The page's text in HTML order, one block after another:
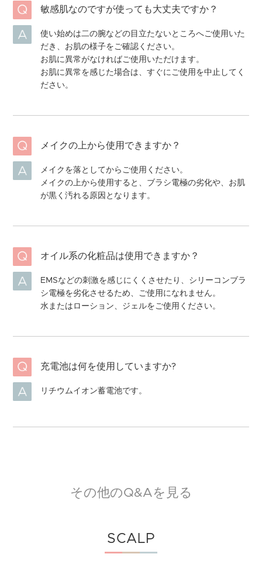
敏感肌なのですが使っても大丈夫ですか？
使い始めは二の腕などの目立たないところへご使用いた
だき、お肌の様子をご確認ください。
お肌に異常がなければご使用いただけます。
お肌に異常を感じた場合は、すぐにご使用を中止してく
ださい。
メイクの上から使用できますか？
メイクを落としてからご使用ください。
メイクの上から使用すると、ブラシ電極の劣化や、お肌
が黒く汚れる原因となります。
オイル系の化粧品は使用できますか？
EMSなどの刺激を感じにくくさせたり、シリーコンブラ
シ電極を劣化させるため、ご使用になれません。
水またはローション、ジェルをご使用ください。
充電池は何を使用していますか?
リチウムイオン蓄電池です。
その他のQ&Aを見る
SCALP